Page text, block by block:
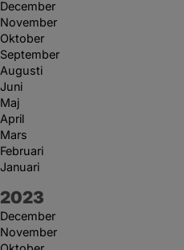
December
November
Oktober
September
Augusti
Juni
Maj
April
Mars
Februari
Januari
År:
2023
December
November